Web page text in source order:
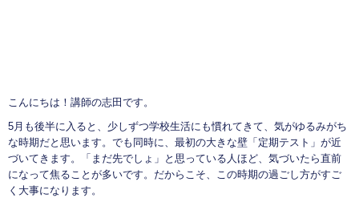
こんにちは！講師の志田です。
5月も後半に入ると、少しずつ学校生活にも慣れてきて、気がゆるみがち
な時期だと思います。でも同時に、最初の大きな壁「定期テスト」が近
づいてきます。「まだ先でしょ」と思っている人ほど、気づいたら直前
になって焦ることが多いです。だからこそ、この時期の過ごし方がすご
く大事になります。